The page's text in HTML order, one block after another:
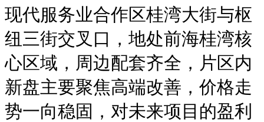
现代服务业合作区桂湾大街与枢
纽三街交叉口，地处前海桂湾核
心区域，周边配套齐全，片区内
新盘主要聚焦高端改善，价格走
势一向稳固，对未来项目的盈利